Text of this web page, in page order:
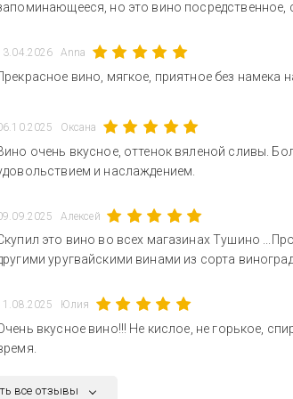
но это вино посредственное,
Anna
вино, мягкое, приятное без намека
Оксана
очень вкусное, оттенок вяленой сливы.
и наслаждением.
Алексей
это вино во всех магазинах Тушино
уругвайскими винами из сорта
Юлия
вкусное вино!!! Не кислое, не горькое,
все отзывы